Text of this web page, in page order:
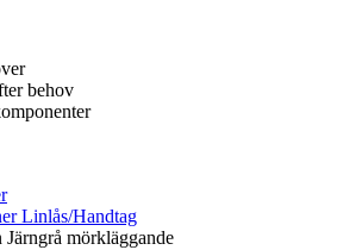
behov
Linlås/Handtag
mörkläggande